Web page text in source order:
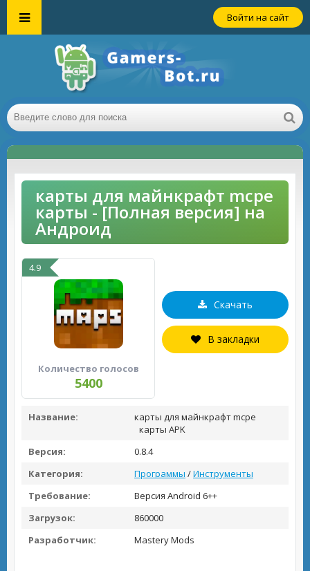
Войти на сайт
карты для майнкрафт mcpe
карты - [Полная версия] на
Андроид
4.9
Количество голосов
5400
Скачать
В закладки
Название:
карты для майнкрафт mcpe
карты APK
Версия:
0.8.4
Категория:
Программы /Инструменты
Требование:
Версия Android 6++
Загрузок:
860000
Разработчик:
Mastery Mods